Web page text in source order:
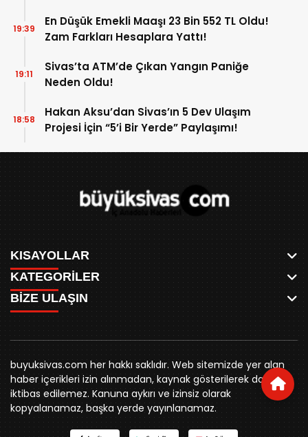
En Düşük Emekli Maaşı 23 Bin 552 TL Oldu!
Zam Farkları Hesaplara Yattı!
19:39
Sivas’ta ATM’de Çıkan Yangın Paniğe
Neden Oldu!
19:11
Hakan Aksu’dan Sivas’ın 5 Dev Ulaşım
Projesi İçin “5’i Bir Yerde” Paylaşımı!
18:58
KISAYOLLAR
ANASAYFA
AKSU CANLI
MEYDAN CANLI
MEDRESELER CANLI
MERAKÜM CANLI
YUKARI TEKKE CANLI
KURUMSAL KİMLİK
REKLAM FİYATLARI
BİZE ULAŞIN
KÜNYE
KATEGORİLER
WHATSAPP
SPOR
SİYASET
BELEDİYE
SİVAS VALİLİĞİ
ÜNİVERSİTE
KURUMLAR
STK
YORUM
BİZE ULAŞIN
0346 221 00 60
buyuksivashaber@gmail.com
Örtülüpınar Mah. İnönü Bulvarı Özkahya Apt. Kat:3 D:7
Sivas
buyuksivas.com her hakkı saklıdır. Web sitemizde yer alan
haber içerikleri izin alınmadan, kaynak gösterilerek dahi
iktibas edilemez. Kanuna aykırı ve izinsiz olarak
kopyalanamaz, başka yerde yayınlanamaz.